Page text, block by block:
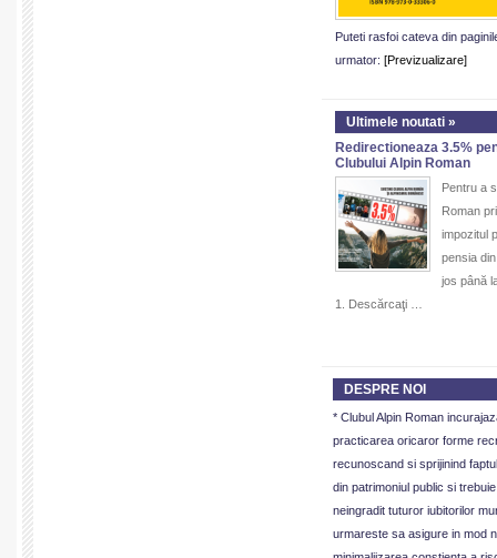
Puteti rasfoi cateva din
urmator: [Previzualizare]
Ultimele noutati »
Redirectioneaza 3.5%
Clubului Alpin Roman
Pentru a
Roman
impozitul
pensia
jos până
1. Descărcaţi …
DESPRE NOI
* Clubul Alpin Roman
practicarea oricaror forme
recunoscand si sprijinind
din patrimoniul public si
neingradit tuturor iubitorilor
urmareste sa asigure in mod